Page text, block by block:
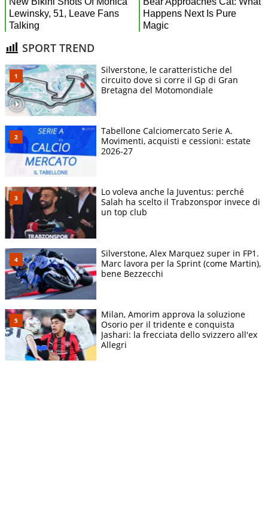
SPORT TREND
Silverstone, le caratteristiche del
circuito dove si corre il Gp di Gran
Bretagna del Motomondiale
Tabellone Calciomercato Serie A.
Movimenti, acquisti e cessioni: estate
2026-27
Lo voleva anche la Juventus: perché
Salah ha scelto il Trabzonspor invece di
un top club
Silverstone, Alex Marquez super in FP1.
Marc lavora per la Sprint (come Martin),
bene Bezzecchi
Milan, Amorim approva la soluzione
Osorio per il tridente e conquista
Jashari: la frecciata dello svizzero all'ex
Allegri